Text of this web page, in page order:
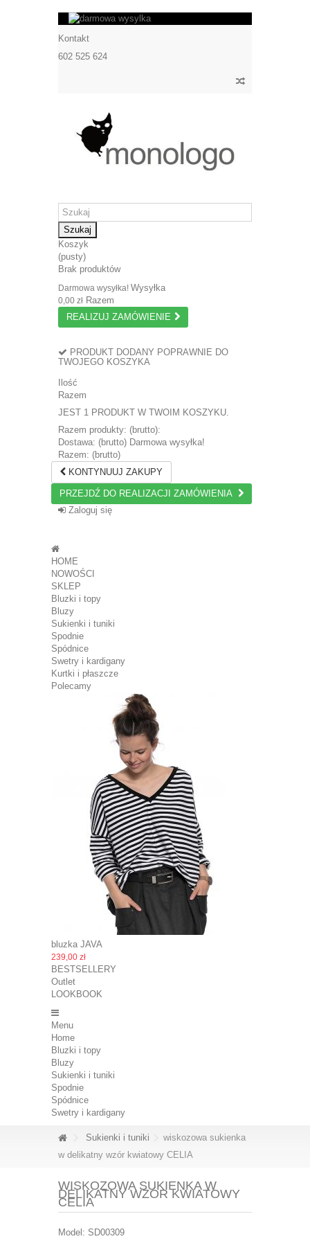
Kontakt
602 525 624
Szukaj
Koszyk
(pusty)
Brak produktów
Darmowa wysyłka! Wysyłka
0,00 zł Razem
REALIZUJ ZAMÓWIENIE
PRODUKT DODANY POPRAWNIE DO
TWOJEGO KOSZYKA
Ilość
Razem
JEST 1 PRODUKT W TWOIM KOSZYKU.
Razem produkty: (brutto):
Dostawa: (brutto) Darmowa wysyłka!
Razem: (brutto)
KONTYNUUJ ZAKUPY
PRZEJDŹ DO REALIZACJI ZAMÓWIENIA
Zaloguj się
HOME
NOWOŚCI
SKLEP
Bluzki i topy
Bluzy
Sukienki i tuniki
Spodnie
Spódnice
Swetry i kardigany
Kurtki i płaszcze
Polecamy
bluzka JAVA
239,00 zł
BESTSELLERY
Outlet
LOOKBOOK
Menu
Home
Bluzki i topy
Bluzy
Sukienki i tuniki
Spodnie
Spódnice
Swetry i kardigany
Sukienki i tuniki
wiskozowa sukienka
w delikatny wzór kwiatowy CELIA
WISKOZOWA SUKIENKA W
DELIKATNY WZÓR KWIATOWY
CELIA
Model: SD00309